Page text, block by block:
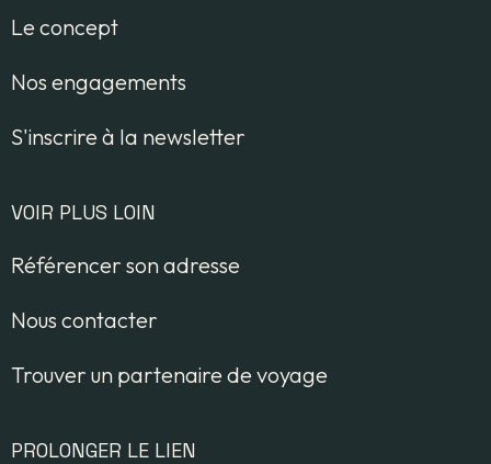
Le concept
Nos engagements
S'inscrire à la newsletter
VOIR PLUS LOIN
Référencer son adresse
Nous contacter
Trouver un partenaire de voyage
PROLONGER LE LIEN